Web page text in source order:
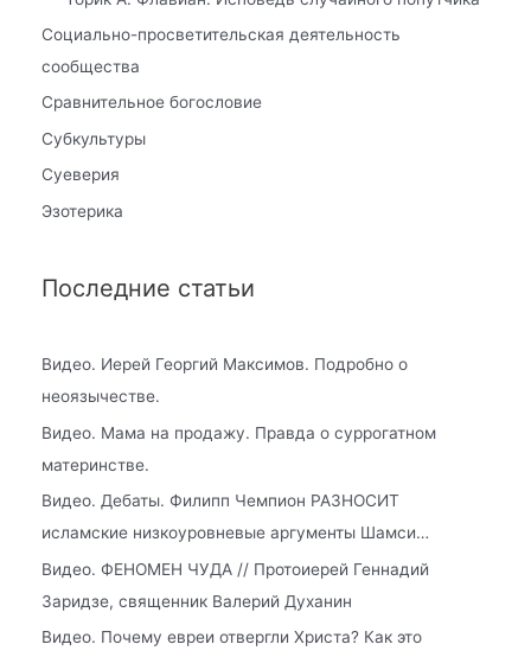
Социально-просветительская деятельность
сообщества
Сравнительное богословие
Субкультуры
Суеверия
Эзотерика
Последние статьи
Видео. Иерей Георгий Максимов. Подробно о
неоязычестве.
Видео. Мама на продажу. Правда о суррогатном
материнстве.
Видео. Дебаты. Филипп Чемпион РАЗНОСИТ
исламские низкоуровневые аргументы Шамси…
Видео. ФЕНОМЕН ЧУДА // Протоиерей Геннадий
Заридзе, священник Валерий Духанин
Видео. Почему евреи отвергли Христа? Как это